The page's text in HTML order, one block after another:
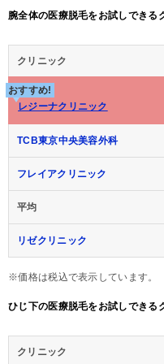
腕全体の医療脱毛をお試しできる
クリニック
おすすめ!
レジーナクリニック
TCB東京中央美容外科
フレイアクリニック
平均
リゼクリニック
※価格は税込で表示しています。
ひじ下の医療脱毛をお試しできる
クリニック